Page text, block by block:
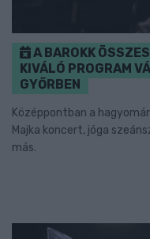
A BAROKK
KIVÁLÓ PROGRAM
GYŐRBEN
Középpontban a
Majka koncert, jóga
más.